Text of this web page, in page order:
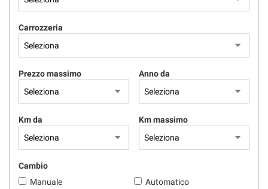
Carrozzeria
Prezzo massimo Anno da
Km da Km massimo
Cambio
Manuale
Automatico